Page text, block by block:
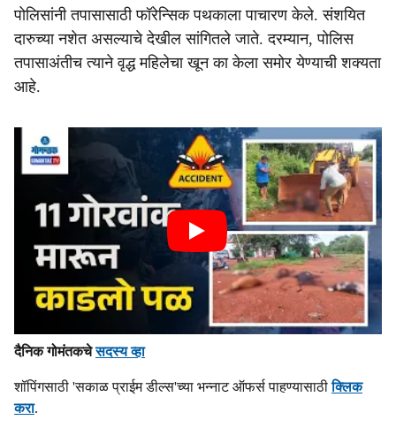
पोलिसांनी तपासासाठी फॉरेन्सिक पथकाला पाचारण केले. संशयित
दारुच्या नशेत असल्याचे देखील सांगितले जाते. दरम्यान, पोलिस
तपासाअंतीच त्याने वृद्ध महिलेचा खून का केला समोर येण्याची शक्यता
आहे.
दैनिक गोमंतकचेसदस्य व्हा
शॉपिंगसाठी 'सकाळ प्राईम डील्स'च्या भन्नाट ऑफर्स पाहण्यासाठीक्लिक
करा.